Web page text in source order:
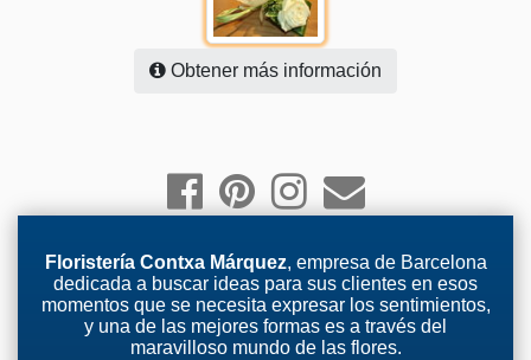
Obtener más información
Floristería Contxa Márquez, empresa de Barcelona
dedicada a buscar ideas para sus clientes en esos
momentos que se necesita expresar los sentimientos,
y una de las mejores formas es a través del
maravilloso mundo de las flores.